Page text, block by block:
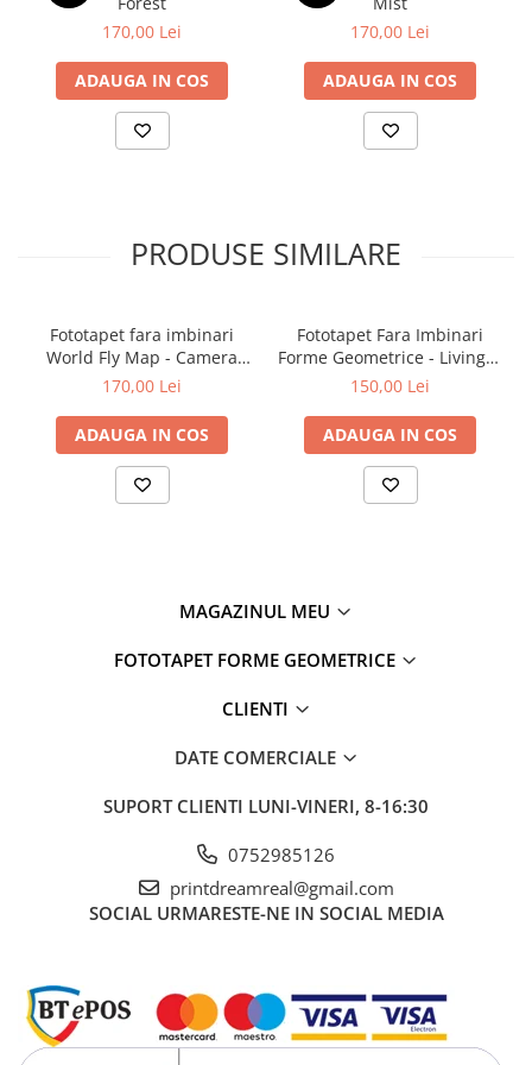
170,00 Lei
ADAUGA IN COS
170,00 Lei
ADAUGA IN COS
PRODUSE SIMILARE
Fototapet fara imbinari
World Fly Map - Camera
Copilului
170,00 Lei
ADAUGA IN COS
Fototapet Fara Imbinari
Forme Geometrice - Living &
Dormitor
150,00 Lei
ADAUGA IN COS
MAGAZINUL MEU
FOTOTAPET FORME GEOMETRICE
CLIENTI
DATE COMERCIALE
SUPORT CLIENTI LUNI-VINERI, 8-16:30
0752985126
printdreamreal@gmail.com
SOCIAL URMARESTE-NE IN SOCIAL MEDIA